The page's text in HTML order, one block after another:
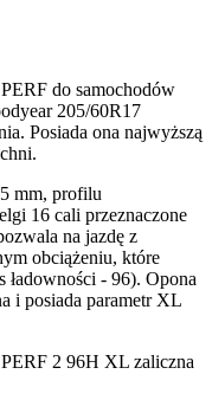
do samochodów
205/60R17
Posiada ona najwyższą
mm, profilu
16 cali przeznaczone
na jazdę z
obciążeniu, które
- 96). Opona
i posiada parametr XL
2 96H XL zaliczna